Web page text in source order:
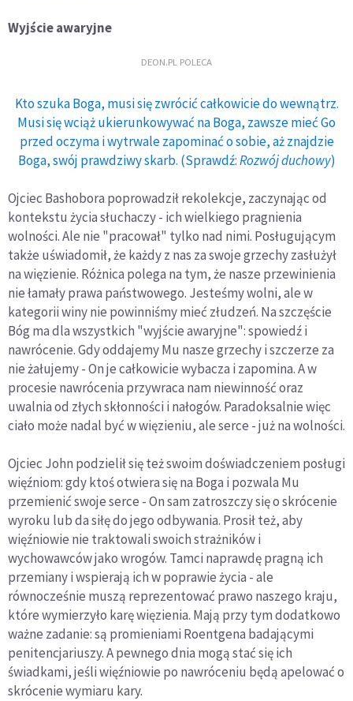
Wyjście awaryjne
DEON.PL POLECA
Kto szuka Boga, musi się zwrócić całkowicie do wewnątrz.
Musi się wciąż ukierunkowywać na Boga, zawsze mieć Go
przed oczyma i wytrwale zapominać o sobie, aż znajdzie
Boga, swój prawdziwy skarb. (Sprawdź:Rozwój duchowy)
Ojciec Bashobora poprowadził rekolekcje, zaczynając od
kontekstu życia słuchaczy - ich wielkiego pragnienia
wolności. Ale nie "pracował" tylko nad nimi. Posługującym
także uświadomił, że każdy z nas za swoje grzechy zasłużył
na więzienie. Różnica polega na tym, że nasze przewinienia
nie łamały prawa państwowego. Jesteśmy wolni, ale w
kategorii winy nie powinniśmy mieć złudzeń. Na szczęście
Bóg ma dla wszystkich "wyjście awaryjne": spowiedź i
nawrócenie. Gdy oddajemy Mu nasze grzechy i szczerze za
nie żałujemy - On je całkowicie wybacza i zapomina. A w
procesie nawrócenia przywraca nam niewinność oraz
uwalnia od złych skłonności i nałogów. Paradoksalnie więc
ciało może nadal być w więzieniu, ale serce - już na wolności.
Ojciec John podzielił się też swoim doświadczeniem posługi
więźniom: gdy ktoś otwiera się na Boga i pozwala Mu
przemienić swoje serce - On sam zatroszczy się o skrócenie
wyroku lub da siłę do jego odbywania. Prosił też, aby
więźniowie nie traktowali swoich strażników i
wychowawców jako wrogów. Tamci naprawdę pragną ich
przemiany i wspierają ich w poprawie życia - ale
równocześnie muszą reprezentować prawo naszego kraju,
które wymierzyło karę więzienia. Mają przy tym dodatkowo
ważne zadanie: są promieniami Roentgena badającymi
penitencjariuszy. A pewnego dnia mogą stać się ich
świadkami, jeśli więźniowie po nawróceniu będą apelować o
skrócenie wymiaru kary.